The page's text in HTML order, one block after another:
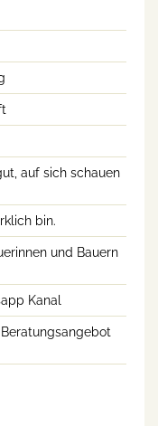
auf sich schauen
bin.
und Bauern
Kanal